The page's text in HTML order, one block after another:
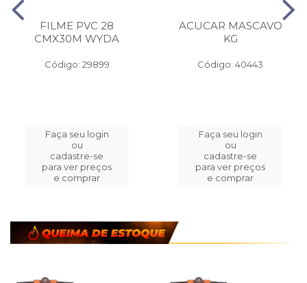
FILME PVC 28
CMX30M WYDA
Código: 29899
Faça seu login
ou
cadastre-se
para ver preços
e comprar
ACUCAR MASCAVO
KG
Código: 40443
Faça seu login
ou
cadastre-se
para ver preços
e comprar